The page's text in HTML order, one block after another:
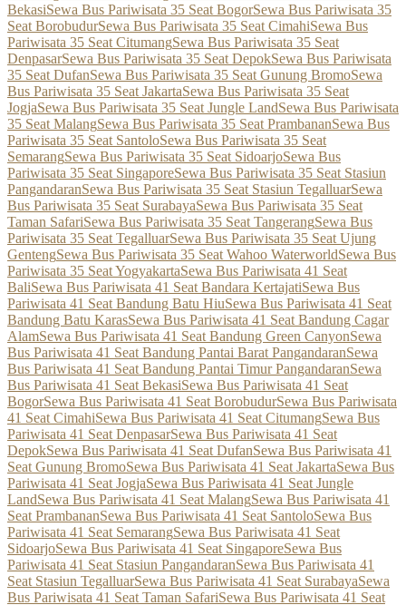
BekasiSewa Bus Pariwisata 35 Seat BogorSewa Bus Pariwisata 35
Seat BorobudurSewa Bus Pariwisata 35 Seat CimahiSewa Bus
Pariwisata 35 Seat CitumangSewa Bus Pariwisata 35 Seat
DenpasarSewa Bus Pariwisata 35 Seat DepokSewa Bus Pariwisata
35 Seat DufanSewa Bus Pariwisata 35 Seat Gunung BromoSewa
Bus Pariwisata 35 Seat JakartaSewa Bus Pariwisata 35 Seat
JogjaSewa Bus Pariwisata 35 Seat Jungle LandSewa Bus Pariwisata
35 Seat MalangSewa Bus Pariwisata 35 Seat PrambananSewa Bus
Pariwisata 35 Seat SantoloSewa Bus Pariwisata 35 Seat
SemarangSewa Bus Pariwisata 35 Seat SidoarjoSewa Bus
Pariwisata 35 Seat SingaporeSewa Bus Pariwisata 35 Seat Stasiun
PangandaranSewa Bus Pariwisata 35 Seat Stasiun TegalluarSewa
Bus Pariwisata 35 Seat SurabayaSewa Bus Pariwisata 35 Seat
Taman SafariSewa Bus Pariwisata 35 Seat TangerangSewa Bus
Pariwisata 35 Seat TegalluarSewa Bus Pariwisata 35 Seat Ujung
GentengSewa Bus Pariwisata 35 Seat Wahoo WaterworldSewa Bus
Pariwisata 35 Seat YogyakartaSewa Bus Pariwisata 41 Seat
BaliSewa Bus Pariwisata 41 Seat Bandara KertajatiSewa Bus
Pariwisata 41 Seat Bandung Batu HiuSewa Bus Pariwisata 41 Seat
Bandung Batu KarasSewa Bus Pariwisata 41 Seat Bandung Cagar
AlamSewa Bus Pariwisata 41 Seat Bandung Green CanyonSewa
Bus Pariwisata 41 Seat Bandung Pantai Barat PangandaranSewa
Bus Pariwisata 41 Seat Bandung Pantai Timur PangandaranSewa
Bus Pariwisata 41 Seat BekasiSewa Bus Pariwisata 41 Seat
BogorSewa Bus Pariwisata 41 Seat BorobudurSewa Bus Pariwisata
41 Seat CimahiSewa Bus Pariwisata 41 Seat CitumangSewa Bus
Pariwisata 41 Seat DenpasarSewa Bus Pariwisata 41 Seat
DepokSewa Bus Pariwisata 41 Seat DufanSewa Bus Pariwisata 41
Seat Gunung BromoSewa Bus Pariwisata 41 Seat JakartaSewa Bus
Pariwisata 41 Seat JogjaSewa Bus Pariwisata 41 Seat Jungle
LandSewa Bus Pariwisata 41 Seat MalangSewa Bus Pariwisata 41
Seat PrambananSewa Bus Pariwisata 41 Seat SantoloSewa Bus
Pariwisata 41 Seat SemarangSewa Bus Pariwisata 41 Seat
SidoarjoSewa Bus Pariwisata 41 Seat SingaporeSewa Bus
Pariwisata 41 Seat Stasiun PangandaranSewa Bus Pariwisata 41
Seat Stasiun TegalluarSewa Bus Pariwisata 41 Seat SurabayaSewa
Bus Pariwisata 41 Seat Taman SafariSewa Bus Pariwisata 41 Seat